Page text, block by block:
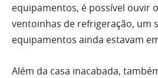
equipamentos, é possível ouvir
ventoinhas de refrigeração, um
equipamentos ainda estavam
Além da casa inacabada,